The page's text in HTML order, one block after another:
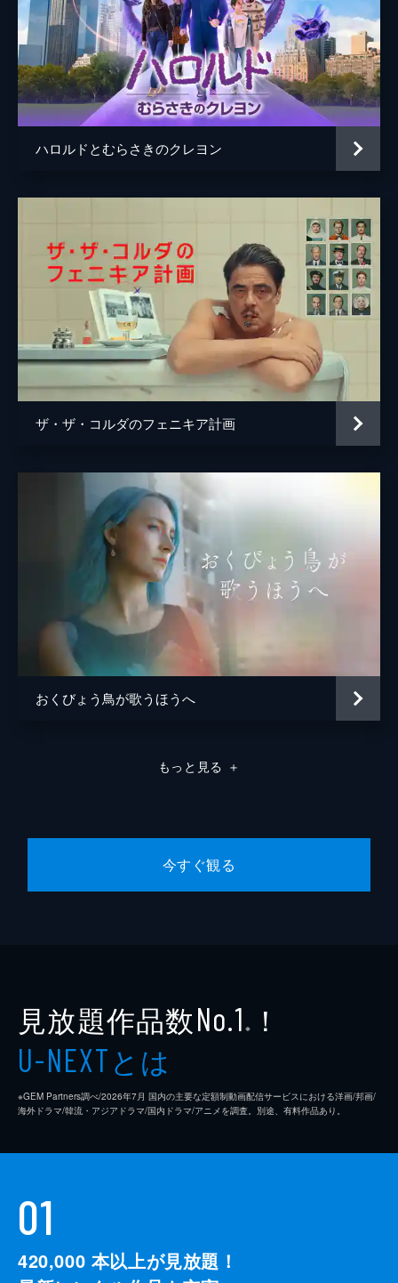
監督 コゴナダ
脚本 セス・リース
音楽 久石譲
製作 ブラッドリー・トーマス
ユーリー・ヘンリー
セス・リース
ハロルドとむらさきのクレヨン
ザ・ザ・コルダのフェニキア計画
おくびょう鳥が歌うほうへ
もっと見る ＋
今すぐ観る
見放題作品数No.1 ※ ！
U-NEXTとは
※GEM Partners調べ/2026年7⽉ 国内の主要な定額制動画配信サービスにおける洋画/邦画/
海外ドラマ/韓流・アジアドラマ/国内ドラマ/アニメを調査。別途、有料作品あり。
01
420,000 本以上が見放題！